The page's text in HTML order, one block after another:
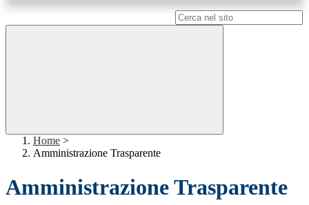
Home >
Amministrazione Trasparente
Amministrazione Trasparente